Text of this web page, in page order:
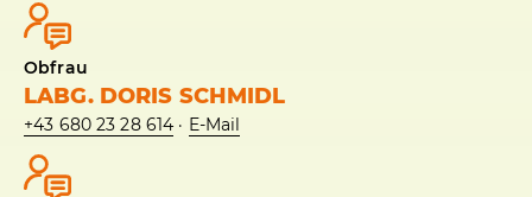
Obfrau
LABG. DORIS SCHMIDL
+43 680 23 28 614 · E-Mail